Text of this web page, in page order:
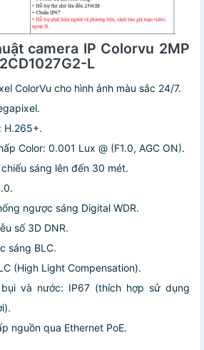
camera IP Colorvu 2MP
L
ColorVu cho hình ảnh màu sắc 24/7.
H.265+.
Color: 0.001 Lux @ (F1.0, AGC ON).
sáng lên đến 30 mét.
ngược sáng Digital WDR.
số 3D DNR.
sáng BLC.
(High Light Compensation).
và nước: IP67 (thích hợp sử dụng
nguồn qua Ethernet PoE.